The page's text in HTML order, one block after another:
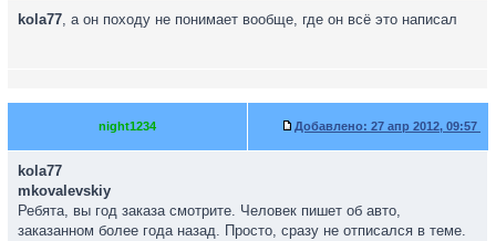
kola77, а он походу не понимает вообще, где он всё это написал
night1234 Добавлено: 27 апр 2012, 09:57
kola77
mkovalevskiy
Ребята, вы год заказа смотрите. Человек пишет об авто,
заказанном более года назад. Просто, сразу не отписался в теме.